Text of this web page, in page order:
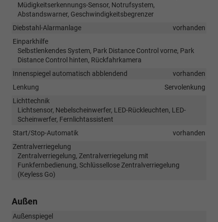
Müdigkeitserkennungs-Sensor, Notrufsystem,
Abstandswarner, Geschwindigkeitsbegrenzer
Diebstahl-Alarmanlage
vorhanden
Einparkhilfe
Selbstlenkendes System, Park Distance Control vorne, Park
Distance Control hinten, Rückfahrkamera
Innenspiegel automatisch abblendend
vorhanden
Lenkung
Servolenkung
Lichttechnik
Lichtsensor, Nebelscheinwerfer, LED-Rückleuchten, LED-
Scheinwerfer, Fernlichtassistent
Start/Stop-Automatik
vorhanden
Zentralverriegelung
Zentralverriegelung, Zentralverriegelung mit
Funkfernbedienung, Schlüssellose Zentralverriegelung
(Keyless Go)
Außen
Außenspiegel